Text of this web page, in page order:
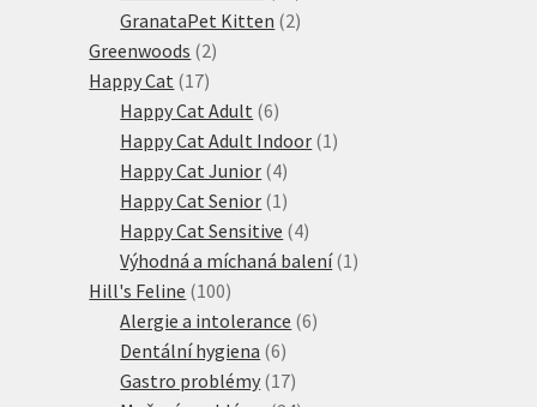
produktů
GranataPet Kitten 22
Greenwoods 22
Happy Cat 1717
produktů
Happy Cat Adult 66
produktů
Happy Cat Adult Indoor 1 1
Happy Cat Junior 44
produkty
Happy Cat Senior 1 1
produkt
Happy Cat Sensitive 44
produkty
Výhodná a míchaná balení 1 1
Hill's Feline 100100
produktů
Alergie a intolerance 66
Dentální hygiena 66
produktů
Gastro problémy 1717